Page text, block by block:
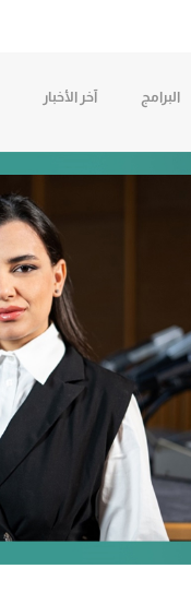
البرامج آخر الأخبار